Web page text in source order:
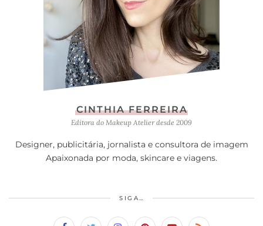
CINTHIA FERREIRA
Editora do Makeup Atelier desde 2009
Designer, publicitária, jornalista e consultora de imagem
Apaixonada por moda, skincare e viagens.
SIGA…